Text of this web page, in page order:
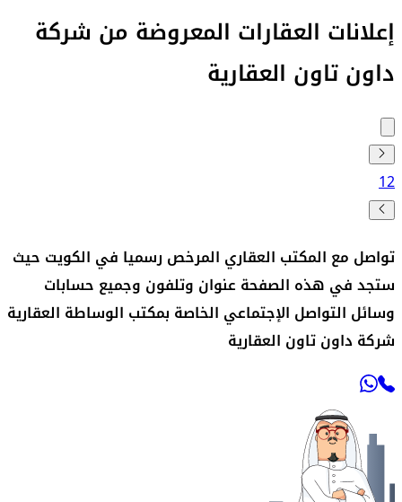
إعلانات العقارات المعروضة من شركة
داون تاون العقارية
12
تواصل مع المكتب العقاري المرخص رسميا في الكويت حيث
ستجد في هذه الصفحة عنوان وتلفون وجميع حسابات
وسائل التواصل الإجتماعي الخاصة بمكتب الوساطة العقارية
شركة داون تاون العقارية